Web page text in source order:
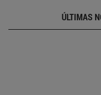
ÚLTIMAS